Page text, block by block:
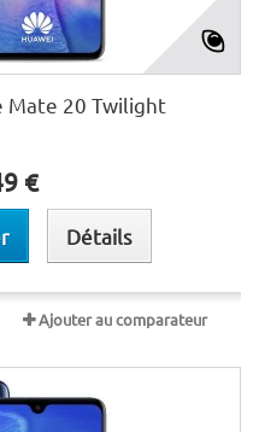
Mate 20 Twilight
€
Détails
Ajouter au comparateur